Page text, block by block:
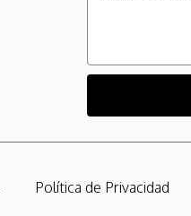
Política de Privacidad